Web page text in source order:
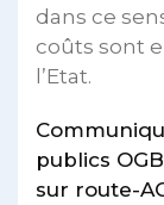
dans ce
coûts sont
l’Etat.
publics
sur route-